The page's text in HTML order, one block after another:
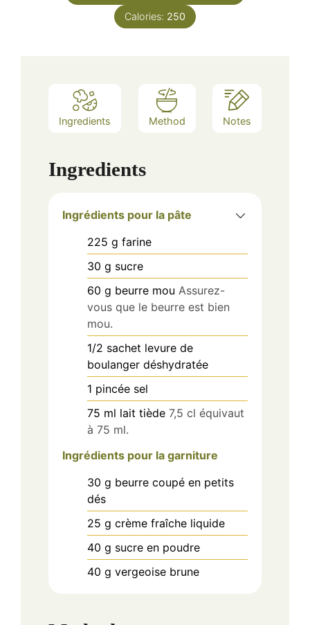
Calories: 250
Ingredients Method Notes
Ingredients
Ingrédients pour la pâte
225 g farine
30 g sucre
60 g beurre mou Assurez-
vous que le beurre est bien
mou.
1/2 sachet levure de
boulanger déshydratée
1 pincée sel
75 ml lait tiède 7,5 cl équivaut
à 75 ml.
Ingrédients pour la garniture
30 g beurre coupé en petits
dés
25 g crème fraîche liquide
40 g sucre en poudre
40 g vergeoise brune